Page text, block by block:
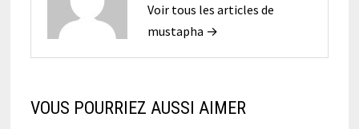
Voir tous les articles de
mustapha →
VOUS POURRIEZ AUSSI AIMER